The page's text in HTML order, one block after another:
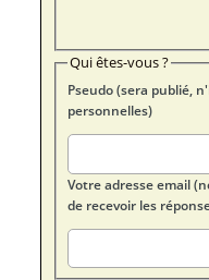
Qui êtes-vous ?
Pseudo (sera publié,
personnelles)
Votre adresse email
de recevoir les